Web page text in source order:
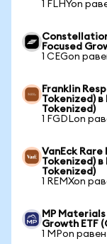
1 FLHYon
Focused
1 CEGon
Franklin
Tokenized) в
Tokenized)
1 FGDLon
VanEck
Tokenized) в
Tokenized)
1 REMXon
MP
Growth ETF
1 MPon